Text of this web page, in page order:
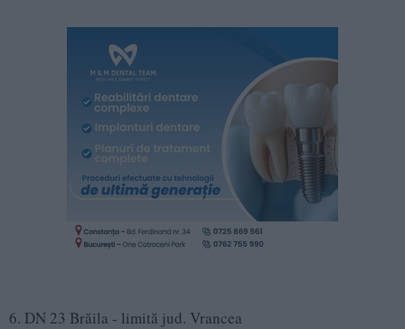
6. DN 23 Brăila - limită jud. Vrancea